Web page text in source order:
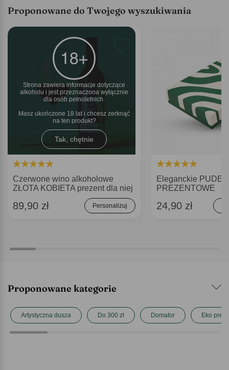
Proponowane do Twojego wyszukiwania
Strona zawiera informacje dotyczące
alkoholu i jest przeznaczona wyłącznie
dla osób pełnoletnich.
Masz ukończone 18 lat i chcesz zerknąć
na ten produkt
Tak, chętnie
Czerwone wino alkoholowe
ZŁOTA KOBIETA prezent dla niej
89,90 zł Personalizuj
Eleganckie
PREZENTOWE
24,90 zł
Proponowane kategorie
Artystyczna dusza Do 300 zł Domator Eko